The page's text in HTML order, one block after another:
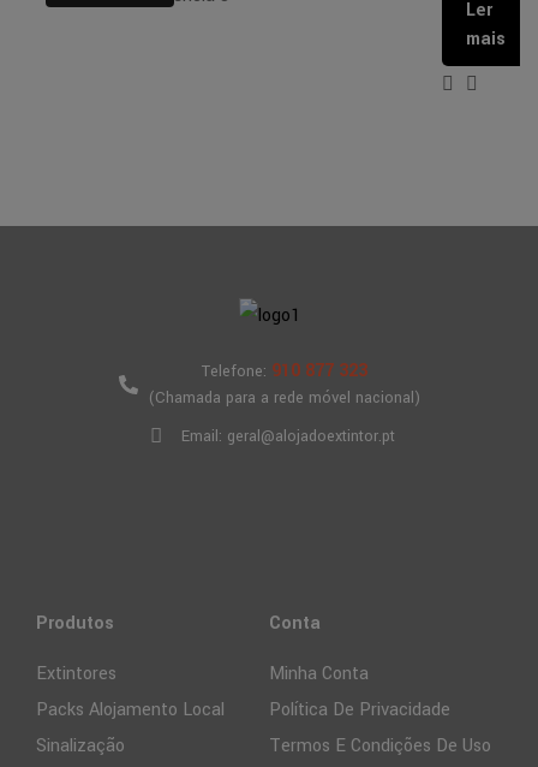
Ler
mais
Telefone: 910 877 323
(Chamada para a rede móvel nacional)
Email: geral@alojadoextintor.pt
Produtos
Extintores
Packs Alojamento Local
Sinalização
Conta
Minha Conta
Política De Privacidade
Termos E Condições De Uso